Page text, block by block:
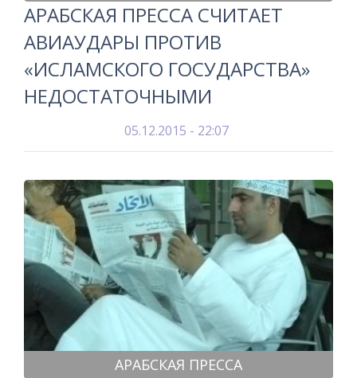
АРАБСКАЯ ПРЕССА СЧИТАЕТ
АВИАУДАРЫ ПРОТИВ
«ИСЛАМСКОГО ГОСУДАРСТВА»
НЕДОСТАТОЧНЫМИ
05.12.2015 - 22:07
АРАБСКАЯ ПРЕССА